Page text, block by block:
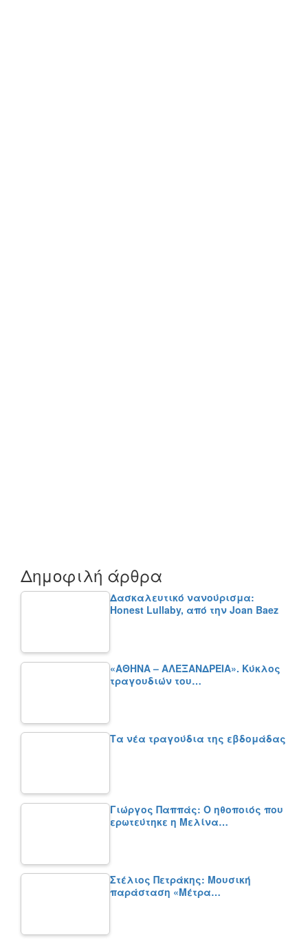
Δημοφιλή άρθρα
Δασκαλευτικό νανούρισμα:
Honest Lullaby, από την Joan Baez
«ΑΘΗΝΑ – ΑΛΕΞΑΝΔΡΕΙΑ». Κύκλος
τραγουδιών του…
Τα νέα τραγούδια της εβδομάδας
Γιώργος Παππάς: Ο ηθοποιός που
ερωτεύτηκε η Μελίνα…
Στέλιος Πετράκης: Μουσική
παράσταση «Μέτρα…